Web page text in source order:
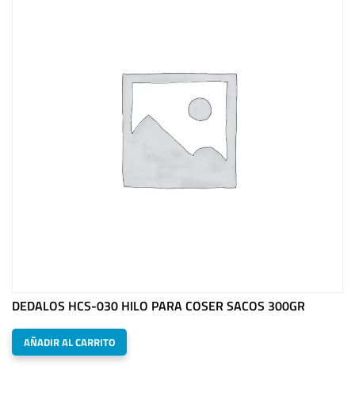
DEDALOS HCS-030 HILO PARA COSER SACOS 300GR
AÑADIR AL CARRITO